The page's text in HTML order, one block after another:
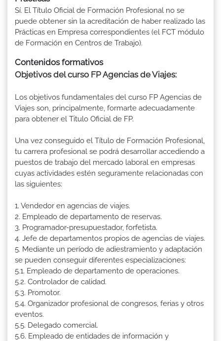
Sí. El Título Oficial de Formación Profesional no se
puede obtener sin la acreditación de haber realizado las
Prácticas en Empresa correspondientes (el FCT módulo
de Formación en Centros de Trabajo).
Contenidos formativos
Objetivos del curso FP Agencias de Viajes:
Los objetivos fundamentales del curso FP Agencias de
Viajes son, principalmente, formarte adecuadamente
para obtener el Titulo Oficial de FP.
Una vez conseguido el Título de Formación Profesional,
tu carrera profesional se podrá desarrollar accediendo a
puestos de trabajo del mercado laboral en empresas
cuyas actividades estén seguramente relacionadas con
las siguientes:
1. Vendedor en agencias de viajes.
2. Empleado de departamento de reservas.
3. Programador-presupuestador, forfetista.
4. Jefe de departamentos propios de agencias de viajes.
5. Mediante un período de adiestramiento y adaptación
se pueden conseguir diferentes especializaciones:
5.1. Empleado de departamento de operaciones.
5.2. Controlador de calidad.
5.3. Promotor.
5.4. Organizador profesional de congresos, ferias y otros
eventos.
5.5. Delegado comercial.
5.6. Empleado de entidades de información y